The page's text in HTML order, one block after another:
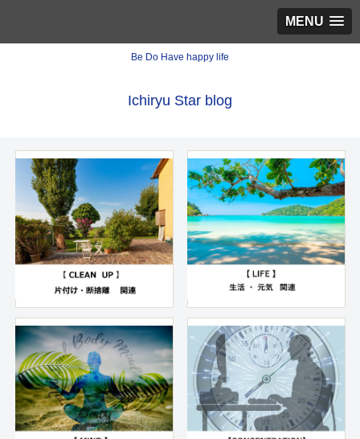
MENU
Be Do Have happy life
Ichiryu Star blog